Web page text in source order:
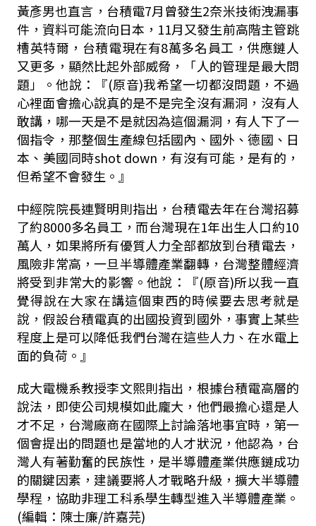
黃彥男也直言，台積電7月曾發生2奈米技術洩漏事
件，資料可能流向日本，11月又發生前高階主管跳
槽英特爾，台積電現在有8萬多名員工，供應鏈人
又更多，顯然比起外部威脅，「人的管理是最大問
題」。他說：『(原音)我希望一切都沒問題，不過
心裡面會擔心說真的是不是完全沒有漏洞，沒有人
敢講，哪一天是不是就因為這個漏洞，有人下了一
個指令，那整個生產線包括國內、國外、德國、日
本、美國同時shot down，有沒有可能，是有的，
但希望不會發生。』
中經院院長連賢明則指出，台積電去年在台灣招募
了約8000多名員工，而台灣現在1年出生人口約10
萬人，如果將所有優質人力全部都放到台積電去，
風險非常高，一旦半導體產業翻轉，台灣整體經濟
將受到非常大的影響。他說：『(原音)所以我一直
覺得說在大家在講這個東西的時候要去思考就是
說，假設台積電真的出國投資到國外，事實上某些
程度上是可以降低我們台灣在這些人力、在水電上
面的負荷。』
成大電機系教授李文熙則指出，根據台積電高層的
說法，即使公司規模如此龐大，他們最擔心還是人
才不足，台灣廠商在國際上討論落地事宜時，第一
個會提出的問題也是當地的人才狀況，他認為，台
灣人有著勤奮的民族性，是半導體產業供應鏈成功
的關鍵因素，建議要將人才戰略升級，擴大半導體
學程，協助非理工科系學生轉型進入半導體產業。
(編輯：陳士廉/許嘉芫)